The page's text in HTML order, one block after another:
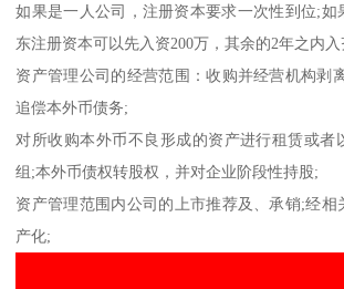
如果是一人公司，注册资本要求一次性到位;如
东注册资本可以先入资200万，其余的2年之内入
资产管理公司的经营范围：收购并经营机构剥
追偿本外币债务;
对所收购本外币不良形成的资产进行租赁或者
组;本外币债权转股权，并对企业阶段性持股;
资产管理范围内公司的上市推荐及、承销;经相
产化;